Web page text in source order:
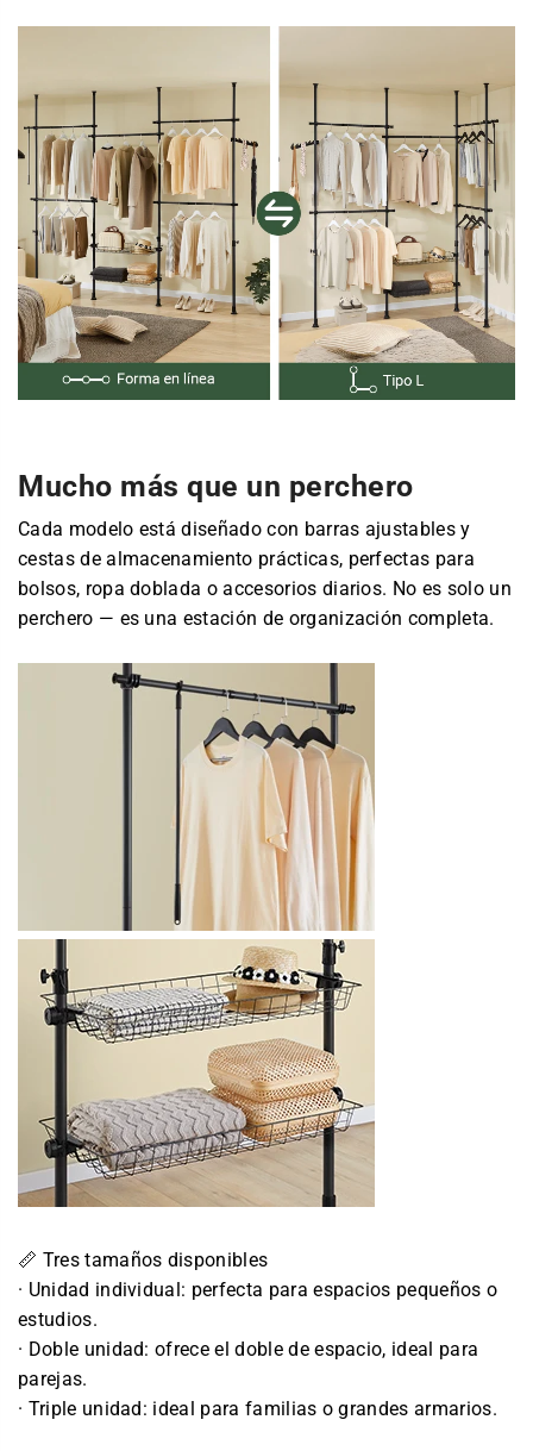
Mucho más que un perchero
Cada modelo está diseñado con barras ajustables y
cestas de almacenamiento prácticas, perfectas para
bolsos, ropa doblada o accesorios diarios. No es solo un
perchero — es una estación de organización completa.
📏 Tres tamaños disponibles
· Unidad individual: perfecta para espacios pequeños o
estudios.
· Doble unidad: ofrece el doble de espacio, ideal para
parejas.
· Triple unidad: ideal para familias o grandes armarios.